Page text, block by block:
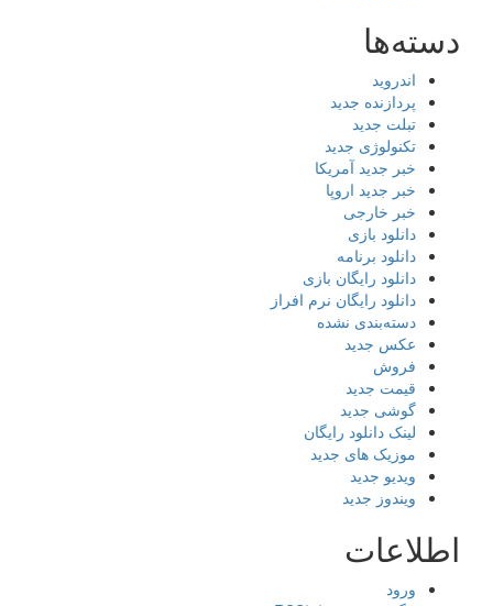
دسته‌ها
اندروید
پردازنده جدید
تبلت جدید
تکنولوژی جدید
خبر جدید آمریکا
خبر جدید اروپا
خبر خارجی
دانلود بازی
دانلود برنامه
دانلود رایگان بازی
دانلود رایگان نرم افراز
دسته‌بندی نشده
عکس جدید
فروش
قیمت جدید
گوشی جدید
لینک دانلود رایگان
موزیک های جدید
ویدیو جدید
ویندوز جدید
اطلاعات
ورود